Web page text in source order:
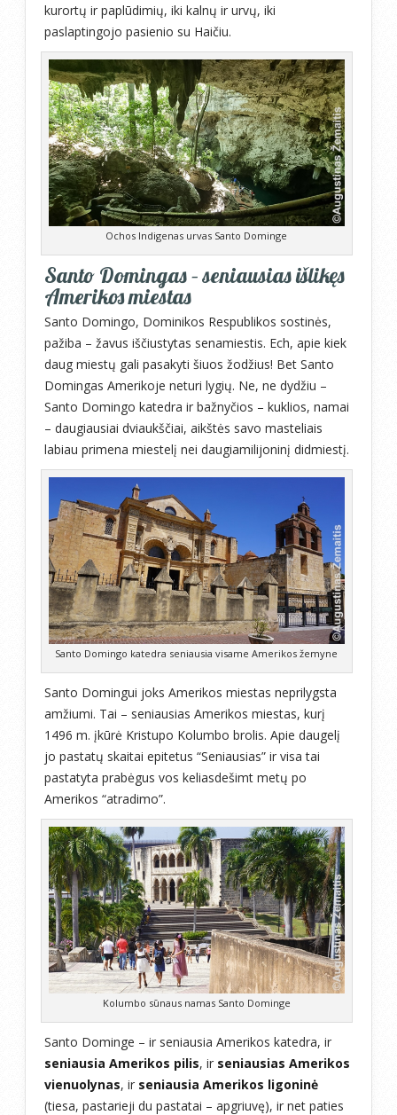
kurortų ir paplūdimių, iki kalnų ir urvų, iki
paslaptingojo pasienio su Haičiu.
Ochos Indigenas urvas Santo Dominge
Santo Domingas – seniausias išlikęs
Amerikos miestas
Santo Domingo, Dominikos Respublikos sostinės,
pažiba – žavus iščiustytas senamiestis. Ech, apie kiek
daug miestų gali pasakyti šiuos žodžius! Bet Santo
Domingas Amerikoje neturi lygių. Ne, ne dydžiu –
Santo Domingo katedra ir bažnyčios – kuklios, namai
– daugiausiai dviaukščiai, aikštės savo masteliais
labiau primena miestelį nei daugiamilijoninį didmiestį.
Santo Domingo katedra seniausia visame Amerikos žemyne
Santo Domingui joks Amerikos miestas neprilygsta
amžiumi. Tai – seniausias Amerikos miestas, kurį
1496 m. įkūrė Kristupo Kolumbo brolis. Apie daugelį
jo pastatų skaitai epitetus “Seniausias” ir visa tai
pastatyta prabėgus vos keliasdešimt metų po
Amerikos “atradimo”.
Kolumbo sūnaus namas Santo Dominge
Santo Dominge – ir seniausia Amerikos katedra, ir
seniausia Amerikos pilis, ir seniausias Amerikos
vienuolynas, ir seniausia Amerikos ligoninė
(tiesa, pastarieji du pastatai – apgriuvę), ir net paties